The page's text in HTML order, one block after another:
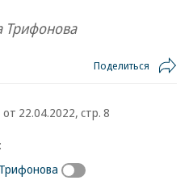
Трифонова
Поделиться
от 22.04.2022, стр. 8